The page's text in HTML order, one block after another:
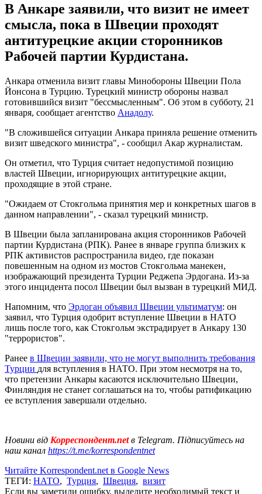
В Анкаре заявили, что визит не имеет
смысла, пока в Швеции проходят
антитурецкие акции сторонников
Рабочей партии Курдистана.
Анкара отменила визит главы Минобороны Швеции Пола
Йонсона в Турцию. Турецкий министр обороны назвал
готовившийся визит "бессмысленным". Об этом в субботу, 21
января, сообщает агентство Анадолу.
"В сложившейся ситуации Анкара приняла решение отменить
визит шведского министра", - сообщил Акар журналистам.
Он отметил, что Турция считает недопустимой позицию
властей Швеции, игнорирующих антитурецкие акции,
проходящие в этой стране.
"Ожидаем от Стокгольма принятия мер и конкретных шагов в
данном направлении", - сказал турецкий министр.
В Швеции была запланирована акция сторонников Рабочей
партии Курдистана (РПК). Ранее в январе группа близких к
РПК активистов распространила видео, где показан
повешенным на одном из мостов Стокгольма манекен,
изображающий президента Турции Реджепа Эрдогана. Из-за
этого инцидента посол Швеции был вызван в турецкий МИД.
Напомним, что Эрдоган объявил Швеции ультиматум: он
заявил, что Турция одобрит вступление Швеции в НАТО
лишь после того, как Стокгольм экстрадирует в Анкару 130
"террористов".
Ранее в Швеции заявили, что не могут выполнить требования
Турции для вступления в НАТО. При этом несмотря на то,
что претензии Анкары касаются исключительно Швеции,
Финляндия не станет соглашаться на то, чтобы ратификацию
ее вступления завершали отдельно.
Новини від Корреспондент.netв Telegram. Підписуйтесь на
наш канал https://t.me/korrespondentnet
Читайте Korrespondent.net в Google News
ТЕГИ: НАТО, Турция, Швеция, визит
Если вы заметили ошибку, выделите необходимый текст и